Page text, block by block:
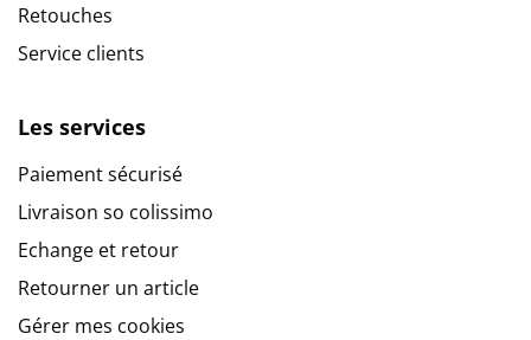
Retouches
Service clients
Les services
Paiement sécurisé
Livraison so colissimo
Echange et retour
Retourner un article
Gérer mes cookies